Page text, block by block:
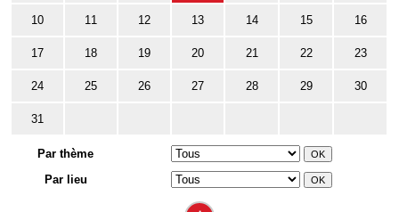
10 11 12 13 14 15 16
17 18 19 20 21 22 23
24 25 26 27 28 29 30
31
Par thème
Par lieu